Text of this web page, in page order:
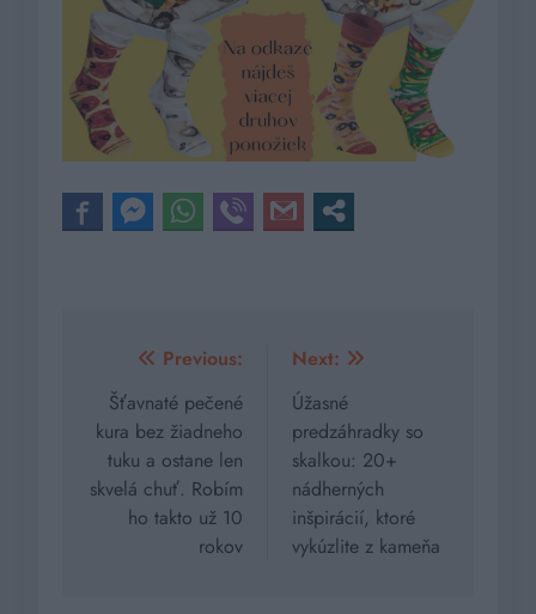
Navigácia
článku
Previous:
Šťavnaté pečené
kura bez žiadneho
tuku a ostane len
skvelá chuť. Robím
ho takto už 10
rokov
Next:
Úžasné
predzáhradky so
skalkou: 20+
nádherných
inšpirácií, ktoré
vykúzlite z kameňa